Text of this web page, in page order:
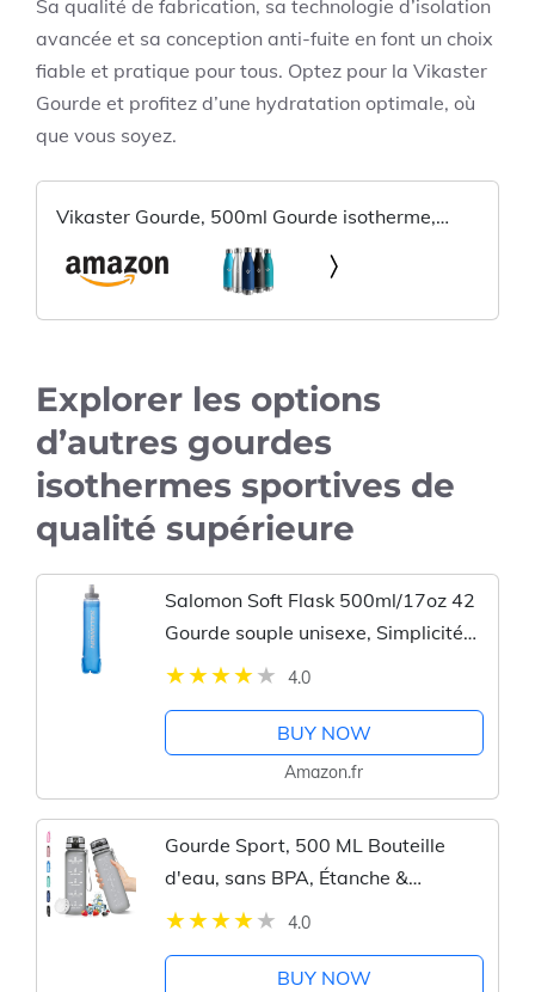
Sa qualité de fabrication, sa technologie d’isolation
avancée et sa conception anti-fuite en font un choix
fiable et pratique pour tous. Optez pour la Vikaster
Gourde et profitez d’une hydratation optimale, où
que vous soyez.
Vikaster Gourde, 500ml Gourde isotherme,
Sans-BPA Gourde inox, Etanche bouteille
Approprié & Adulte, Sport, Gym, école,
Extérieur
Explorer les options
d’autres gourdes
isothermes sportives de
qualité supérieure
Salomon Soft Flask 500ml/17oz 42
Gourde souple unisexe, Simplicité
d’utilisation, Confort, Valve à débit
4.0
BUY NOW
Amazon.fr
Gourde Sport, 500 ML Bouteille
d'eau, sans BPA, Étanche &
Réutilisable, avec Filtre et Marqueur
Camping, le Cyclisme, la...
4.0
BUY NOW